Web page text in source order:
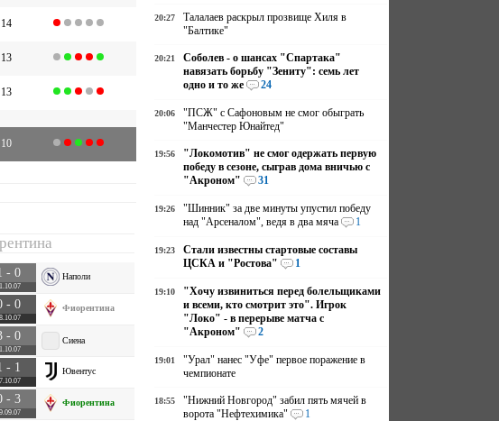
14
13
13
10
- 0 Наполи
- 0 Фиорентина
- 0 Сиена
- 1 Ювентус
- 3 Фиорентина
20:27
Талалаев раскрыл прозвище Хиля в
"Балтике"
20:21
Соболев - о шансах "Спартака"
навязать борьбу "Зениту": семь лет
одно и то же
24
20:06
"ПСЖ" с Сафоновым не смог обыграть
"Манчестер Юнайтед"
19:56
"Локомотив" не смог одержать первую
победу в сезоне, сыграв дома вничью с
"Акроном"
31
19:26
"Шинник" за две минуты упустил победу
над "Арсеналом", ведя в два мяча
1
19:23
Стали известны стартовые составы
ЦСКА и "Ростова"
1
19:10
"Хочу извиниться перед болельщиками
и всеми, кто смотрит это". Игрок
"Локо" - в перерыве матча с
"Акроном"
2
19:01
"Урал" нанес "Уфе" первое поражение в
чемпионате
18:55
"Нижний Новгород" забил пять мячей в
ворота "Нефтехимика"
1